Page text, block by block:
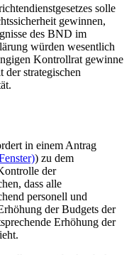
solle
gewinnen,
des BND im
würden wesentlich
Kontrollrat gewinne
strategischen
in einem Antrag
) zu dem
der
dass alle
personell und
der Budgets der
Erhöhung der